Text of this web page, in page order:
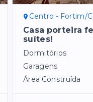
Centro - Fortim/
Casa porteira
suítes!
Dormitórios
Garagens
Área Construída